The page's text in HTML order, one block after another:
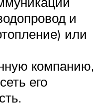
и
или
компанию,
его